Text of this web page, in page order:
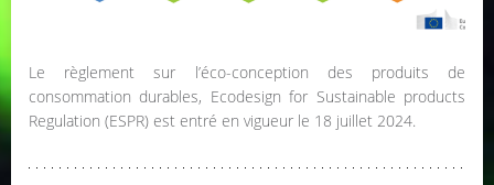
Le règlement sur l’éco-conception des produits de
consommation durables, Ecodesign for Sustainable products
Regulation (ESPR) est entré en vigueur le 18 juillet 2024.